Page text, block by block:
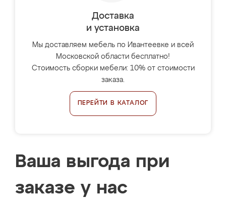
Доставка
и установка
Мы доставляем мебель по Ивантеевке и всей
Московской области бесплатно!
Стоимость сборки мебели: 10% от стоимости
заказа.
ПЕРЕЙТИ В КАТАЛОГ
Ваша выгода при
заказе у нас